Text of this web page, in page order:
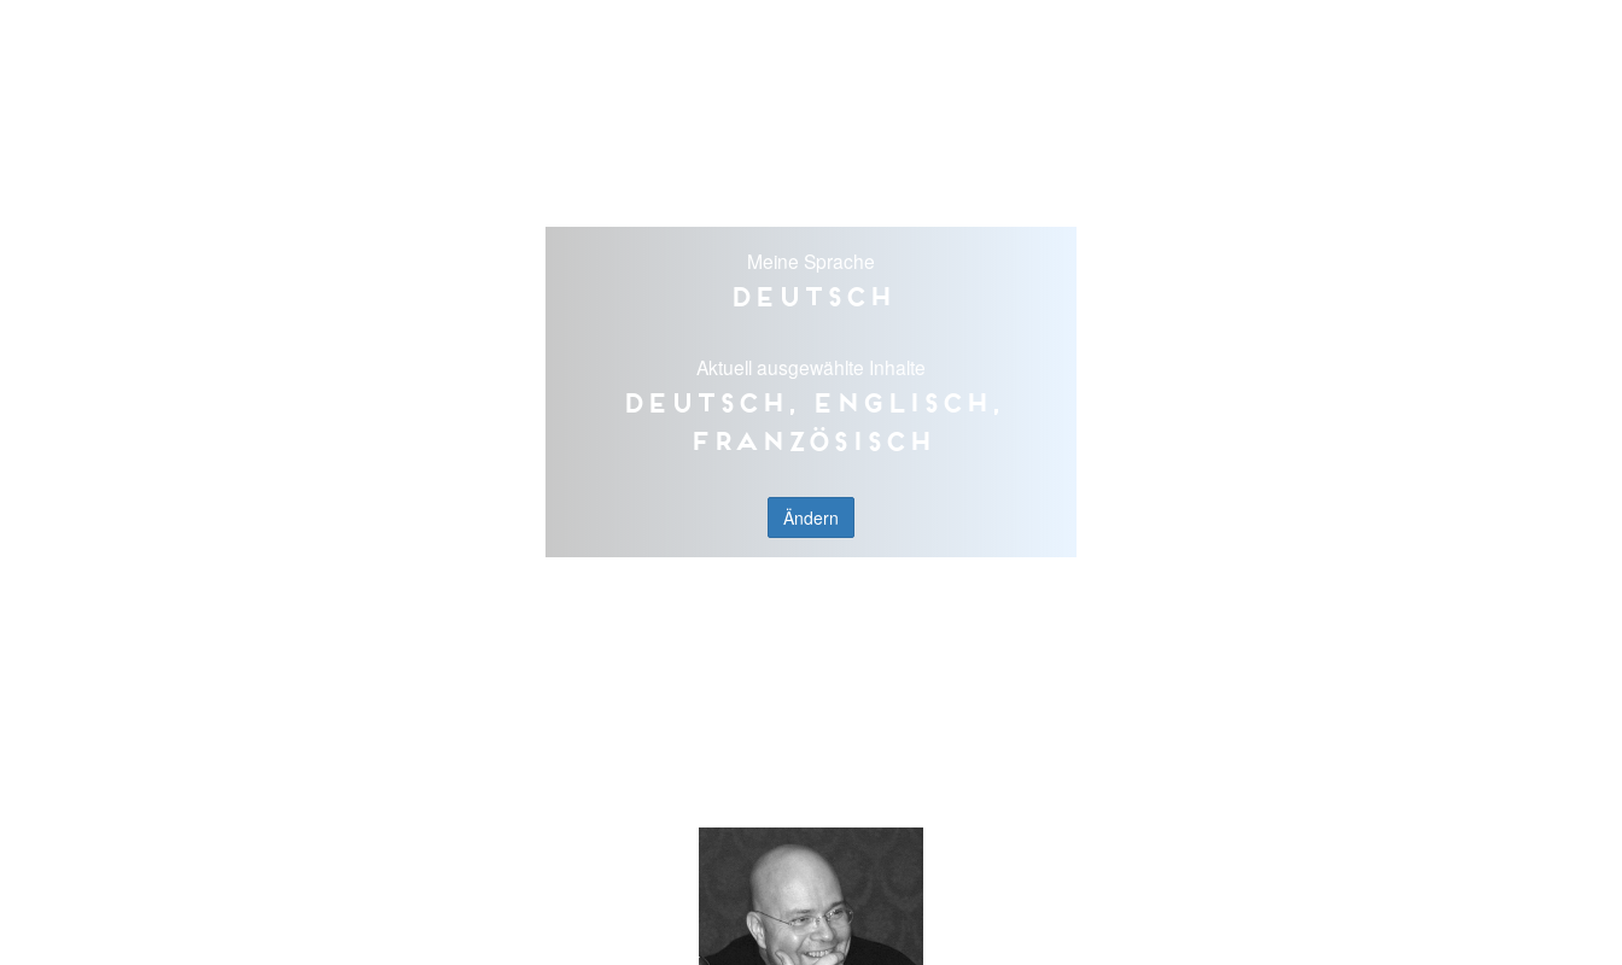
Meine Sprache
Deutsch
Aktuell ausgewählte Inhalte
Deutsch, Englisch,
Französisch
Ändern